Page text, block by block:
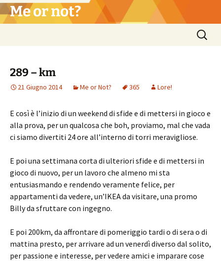
Vai
al Me or not?
Ricerca
per:
289 – km
21 Giugno 2014 Me or Not? 365 Lore!
E così è l’inizio di un weekend di sfide e di mettersi in gioco e
alla prova, per un qualcosa che boh, proviamo, mal che vada
ci siamo divertiti 24 ore all’interno di torri meravigliose.
E poi una settimana corta di ulteriori sfide e di mettersi in
gioco di nuovo, per un lavoro che almeno mi sta
entusiasmando e rendendo veramente felice, per
appartamenti da vedere, un’IKEA da visitare, una promo
Billy da sfruttare con ingegno.
E poi 200km, da affrontare di pomeriggio tardi o di sera o di
mattina presto, per arrivare ad un venerdì diverso dal solito,
per passione e interesse, per vedere amici e imparare cose